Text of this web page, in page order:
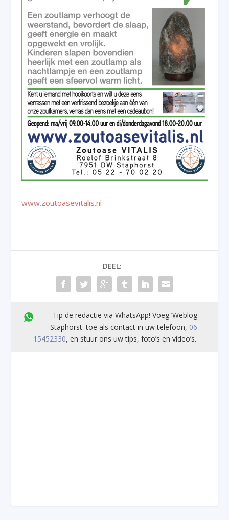
www.zoutoasevitalis.nl
DEEL:
Tip de redactie via WhatsApp! Voeg ’Weblog
Staphorst' toe als contact in uw telefoon, 06-
15452330, en stuur ons uw tips, foto’s en video’s.